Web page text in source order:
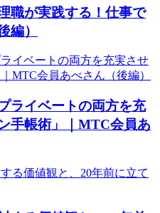
職が実践する！仕事で
編）
ライベートの両方を充
手帳術」｜MTC会員あ